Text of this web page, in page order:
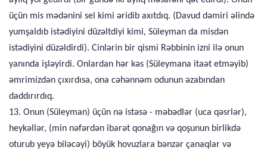
üçün mis mədənini sel kimi əridib axıtdıq. (Davud dəmiri əlində
yumşaldıb istədiyini düzəltdiyi kimi, Süleyman da misdən
istədiyini düzəldirdi). Cinlərin bir qismi Rəbbinin izni ilə onun
yanında işləyirdi. Onlardan hər kəs (Süleymana itaət etməyib)
əmrimizdən çıxırdısa, ona cəhənnəm odunun əzabından
daddırırdıq.
13. Onun (Süleyman) üçün nə istəsə - məbədlər (uca qəsrlər),
heykəllər, (min nəfərdən ibarət qonağın və qoşunun birlikdə
oturub yeyə biləcəyi) böyük hovuzlara bənzər çanaqlar və